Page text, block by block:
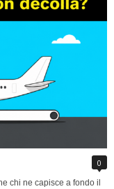
0
chi ne capisce a fondo il